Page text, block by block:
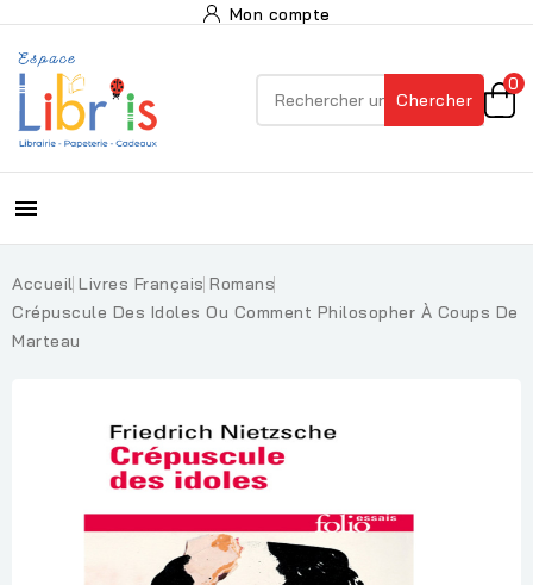
Mon compte
Chercher
0

Accueil Livres Français Romans
Crépuscule Des Idoles Ou Comment Philosopher À Coups De
Marteau